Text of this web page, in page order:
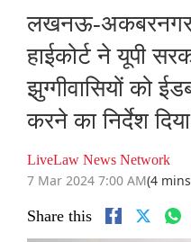
लखनऊ-अकबरनगर
हाईकोर्ट ने यूपी
झुग्गीवासियों को
करने का निर्देश दिया
LiveLaw News Network
7 Mar 2024 7:00 AM(4
Share this